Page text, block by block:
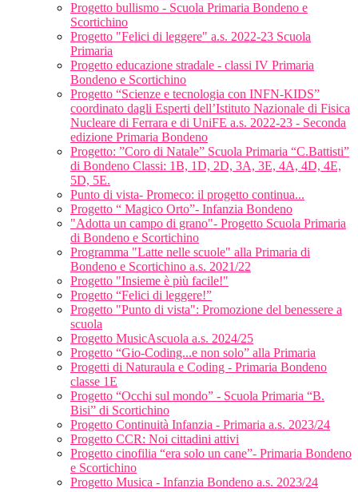
Progetto bullismo - Scuola Primaria Bondeno e
Scortichino
Progetto "Felici di leggere" a.s. 2022-23 Scuola
Primaria
Progetto educazione stradale - classi IV Primaria
Bondeno e Scortichino
Progetto “Scienze e tecnologia con INFN-KIDS”
coordinato dagli Esperti dell’Istituto Nazionale di Fisica
Nucleare di Ferrara e di UniFE a.s. 2022-23 - Seconda
edizione Primaria Bondeno
Progetto: ”Coro di Natale” Scuola Primaria “C.Battisti”
di Bondeno Classi: 1B, 1D, 2D, 3A, 3E, 4A, 4D, 4E,
5D, 5E.
Punto di vista- Promeco: il progetto continua...
Progetto “ Magico Orto”- Infanzia Bondeno
"Adotta un campo di grano"- Progetto Scuola Primaria
di Bondeno e Scortichino
Programma "Latte nelle scuole" alla Primaria di
Bondeno e Scortichino a.s. 2021/22
Progetto "Insieme è più facile!"
Progetto “Felici di leggere!”
Progetto "Punto di vista": Promozione del benessere a
scuola
Progetto MusicAscuola a.s. 2024/25
Progetto “Gio-Coding...e non solo” alla Primaria
Progetti di Naturaula e Coding - Primaria Bondeno
classe 1E
Progetto “Occhi sul mondo” - Scuola Primaria “B.
Bisi” di Scortichino
Progetto Continuità Infanzia - Primaria a.s. 2023/24
Progetto CCR: Noi cittadini attivi
Progetto cinofilia “era solo un cane”- Primaria Bondeno
e Scortichino
Progetto Musica - Infanzia Bondeno a.s. 2023/24